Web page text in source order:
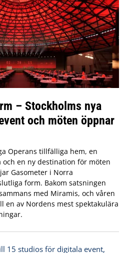
– Stockholms nya
och möten öppnar
Operans tillfälliga hem, en
en ny destination för möten
Gasometer i Norra
form. Bakom satsningen
med Miramis, och våren
en av Nordens mest spektakulära